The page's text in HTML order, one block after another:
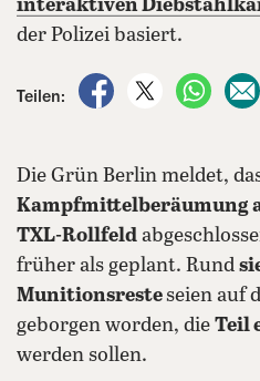
interaktiven
der Polizei basiert.
Teilen:
auf Facebook teilen
auf X teilen
per
Die Grün Berlin meldet,
Kampfmittelberäumung
TXL-Rollfeld
früher als geplant. Rund
Munitionsresteseien auf
geborgen worden, die Teil
werden sollen.